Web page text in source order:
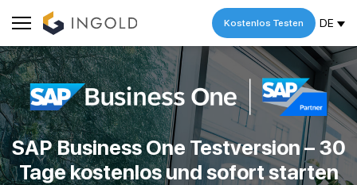
DE
Kostenlos Testen
SAP Business One Testversion – 30
Tage kostenlos und sofort starten